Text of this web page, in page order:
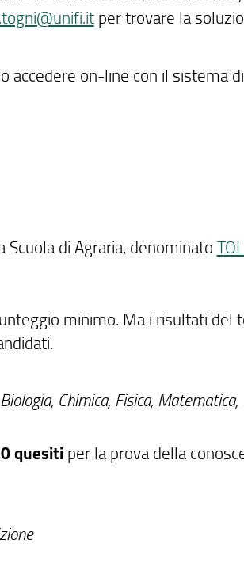
per trovare la
accedere on-line con il sistema di
di Agraria, denominato
minimo. Ma i risultati del
Biologia, Chimica, Fisica, Matematica,
quesitiper la prova della